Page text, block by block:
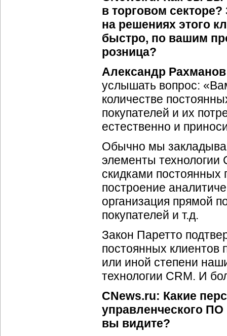
в торговом
на решениях этого
быстро, по вашим
розница?
Александр Рахманов
услышать вопрос:
количестве
покупателей и их
естественно и
Обычно мы
элементы технологии
скидками постоянных
построение
организация прямой
покупателей и т.д.
Закон Паретто
постоянных клиентов
или иной степени
технологии CRM. И
CNews.ru: Какие
управленческого
вы видите?